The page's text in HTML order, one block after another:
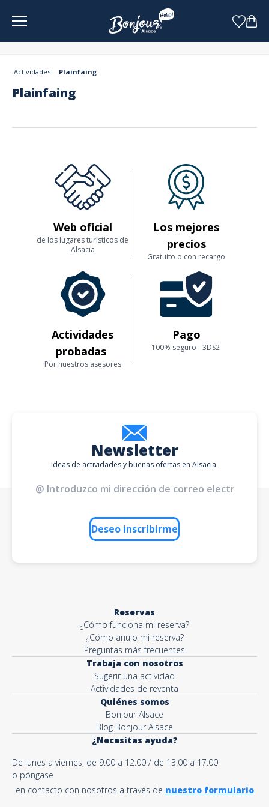
Actividades Plainfaing
Plainfaing
Web oficial
de los lugares turísticos de
Alsacia
Los mejores
precios
Gratuito o con recargo
Actividades
probadas
Por nuestros asesores
Pago
100% seguro - 3DS2
Newsletter
Ideas de actividades y buenas ofertas en Alsacia.
Deseo inscribirme
Reservas
¿Cómo funciona mi reserva?
¿Cómo anulo mi reserva?
Preguntas más frecuentes
Trabaja con nosotros
Sugerir una actividad
Actividades de reventa
Quiénes somos
Bonjour Alsace
Blog Bonjour Alsace
¿Necesitas ayuda?
De lunes a viernes, de 9.00 a 12.00 / de 13.00 a 17.00
o póngase
en contacto con nosotros a través de nuestro formulario